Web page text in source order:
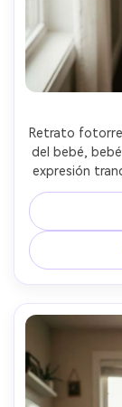
Retrato
del bebé,
expresión
pantalón
fondo:
f/1.8,
cálido